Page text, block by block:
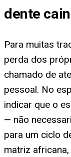
dente
Para muitas
perda dos
chamado de
pessoal. No
indicar que o
— não
para um ciclo
matriz